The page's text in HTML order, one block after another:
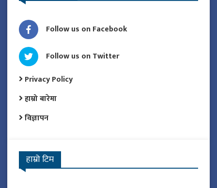
Follow us on Facebook
Follow us on Twitter
Privacy Policy
हाम्रो बारेमा
विज्ञापन
हाम्रो टिम